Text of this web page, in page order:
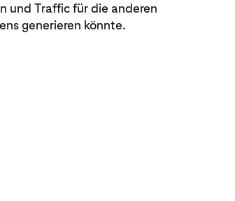
und Traffic für die anderen
generieren könnte.